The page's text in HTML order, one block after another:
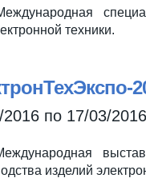
техники.
2016 по 17/03/2016
изделий